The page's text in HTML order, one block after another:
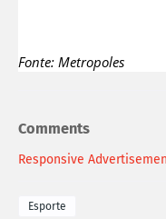
Fonte: Metropoles
Comments
Responsive
Esporte